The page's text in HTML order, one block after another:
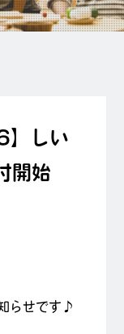
】しい
開始
らせです♪